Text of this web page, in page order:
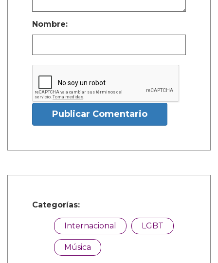
Nombre:
Publicar Comentario
Categorías:
Internacional LGBT
Música